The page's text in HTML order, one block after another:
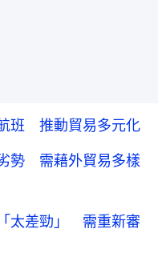
班 推動貿易多元化
勢 需藉外貿易多樣
太差勁」 需重新審